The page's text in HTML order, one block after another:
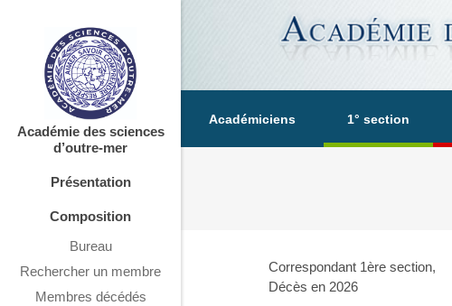
Académiciens 1° section
Académie des sciences
d’outre-mer
Présentation
Composition
Bureau
Rechercher un membre
Membres décédés
Correspondant 1ère section,
Décès en 2026